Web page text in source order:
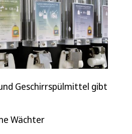
Geschirrspülmittel gibt
Wächter